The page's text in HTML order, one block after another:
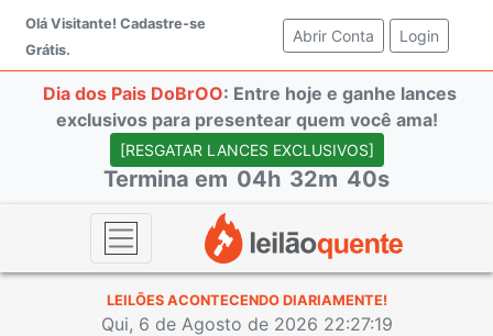
Olá Visitante! Cadastre-se
Grátis.
Abrir Conta (current)
Login
Dia dos Pais DoBrOO: Entre hoje e ganhe lances
exclusivos para presentear quem você ama!
[RESGATAR LANCES EXCLUSIVOS]
Termina em 04h 32m 39s
LEILÕES ACONTECENDO DIARIAMENTE!
Qui, 6 de Agosto de 2026 22:27:20